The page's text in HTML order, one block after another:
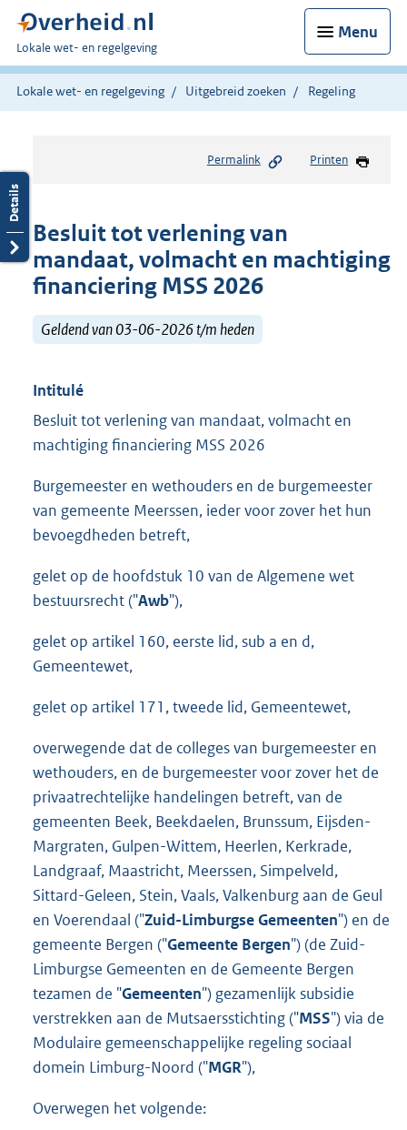
Menu
U
bent
hier:
Lokale wet- en regelgeving
Lokale wet- en regelgeving Uitgebreid zoeken Regeling
Permalink Printen
Besluit tot verlening van
mandaat, volmacht en machtiging
financiering MSS 2026
Geldend van 03-06-2026 t/m heden
Intitulé
Besluit tot verlening van mandaat, volmacht en
machtiging financiering MSS 2026
Burgemeester en wethouders en de burgemeester
van gemeente Meerssen, ieder voor zover het hun
bevoegdheden betreft,
gelet op de hoofdstuk 10 van de Algemene wet
bestuursrecht ("Awb"),
gelet op artikel 160, eerste lid, sub a en d,
Gemeentewet,
gelet op artikel 171, tweede lid, Gemeentewet,
overwegende dat de colleges van burgemeester en
wethouders, en de burgemeester voor zover het de
privaatrechtelijke handelingen betreft, van de
gemeenten Beek, Beekdaelen, Brunssum, Eijsden-
Margraten, Gulpen-Wittem, Heerlen, Kerkrade,
Landgraaf, Maastricht, Meerssen, Simpelveld,
Sittard-Geleen, Stein, Vaals, Valkenburg aan de Geul
en Voerendaal ("Zuid-Limburgse Gemeenten") en de
gemeente Bergen ("Gemeente Bergen") (de Zuid-
Limburgse Gemeenten en de Gemeente Bergen
tezamen de "Gemeenten") gezamenlijk subsidie
verstrekken aan de Mutsaersstichting ("MSS") via de
Modulaire gemeenschappelijke regeling sociaal
domein Limburg-Noord ("MGR"),
Overwegen het volgende: